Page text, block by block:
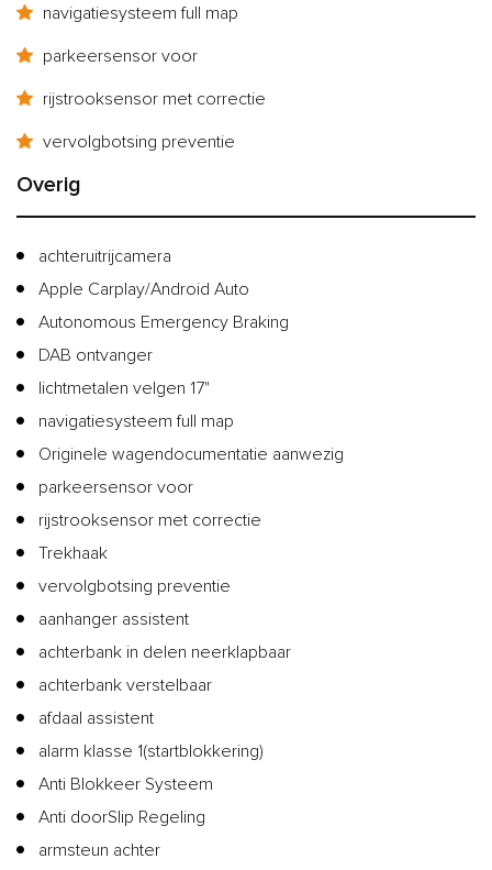
navigatiesysteem full map
parkeersensor voor
rijstrooksensor met correctie
vervolgbotsing preventie
Overig
achteruitrijcamera
Apple Carplay/Android Auto
Autonomous Emergency Braking
DAB ontvanger
lichtmetalen velgen 17"
navigatiesysteem full map
Originele wagendocumentatie aanwezig
parkeersensor voor
rijstrooksensor met correctie
Trekhaak
vervolgbotsing preventie
aanhanger assistent
achterbank in delen neerklapbaar
achterbank verstelbaar
afdaal assistent
alarm klasse 1(startblokkering)
Anti Blokkeer Systeem
Anti doorSlip Regeling
armsteun achter